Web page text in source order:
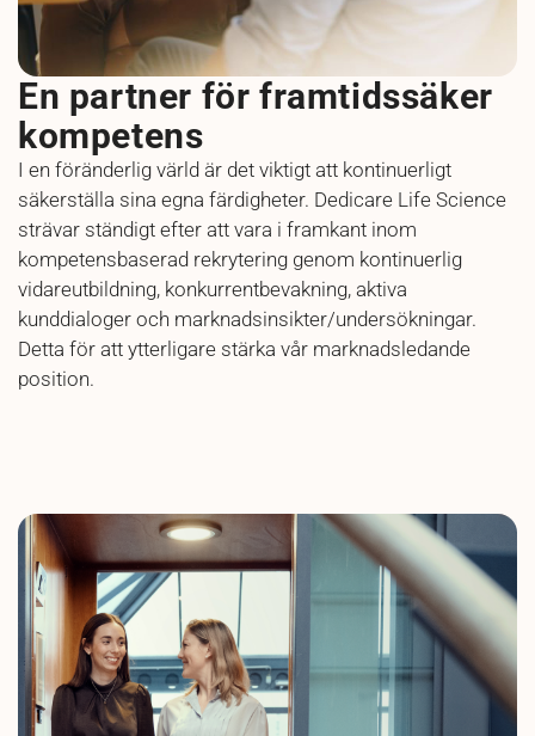
En partner för framtidssäker
kompetens
I en föränderlig värld är det viktigt att kontinuerligt
säkerställa sina egna färdigheter. Dedicare Life Science
strävar ständigt efter att vara i framkant inom
kompetensbaserad rekrytering genom kontinuerlig
vidareutbildning, konkurrentbevakning, aktiva
kunddialoger och marknadsinsikter/undersökningar.
Detta för att ytterligare stärka vår marknadsledande
position.